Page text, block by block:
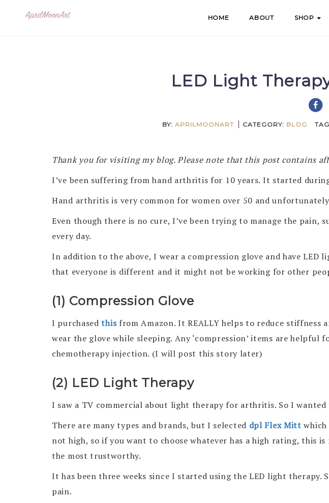
HOME ABOUT SHOP
LED Light
BY: APRILMOONART CATEGORY: BLOG
Thank you for visiting my blog. Please note that this post contains
I’ve been suffering from hand arthritis for 10 years. It started
Hand arthritis is very common for women over 50 and
Even though there is no cure, I’ve been trying to manage the
every day.
In addition to the above, I wear a compression glove and have
that everyone is different and it might not be working for other
(1) Compression Glove
I purchasedthisfrom Amazon. It REALLY helps to reduce stiffness
wear the glove while sleeping. Any ‘compression’ items are
chemotherapy injection. (I will post this story later)
(2) LED Light Therapy
I saw a TV commercial about light therapy for arthritis. So I
There are many types and brands, but I selected dplFlex Mitt
not high, so if you want to choose whatever has a high rating, this
the most trustworthy.
It has been three weeks since I started using the LED light
pain.